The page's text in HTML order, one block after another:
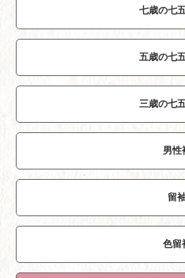
4 か月前
着物はとても素敵だったのに
て式が始まる前に着崩れた。
ってほしかった。もう行くこ
あまりにも雑で娘ともども非
Instagramの広告を見て、成
スタッフ、カメラマン、ヘア
皆若々しく、好印象で楽しく
七歳の七
五歳の七
三歳の七
男性
留
色留